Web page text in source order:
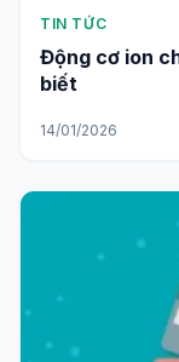
TIN TỨC
Động cơ ion
biết
14/01/2026